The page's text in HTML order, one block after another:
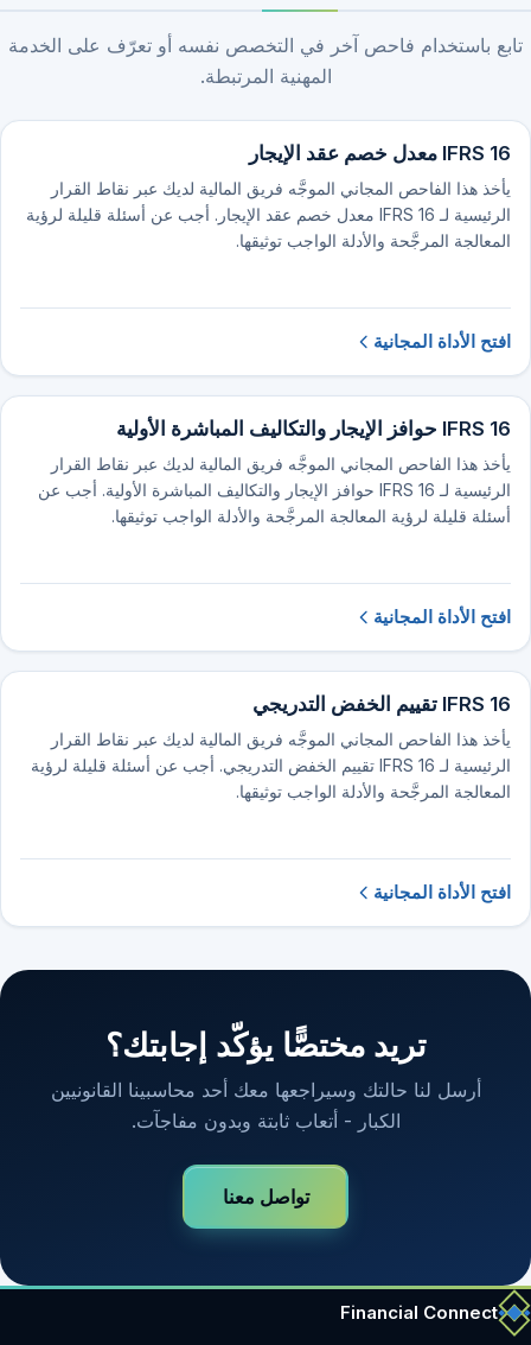
تابع باستخدام فاحص آخر في التخصص نفسه أو تعرّف على الخدمة
المهنية المرتبطة.
IFRS 16 معدل خصم عقد الإيجار
يأخذ هذا الفاحص المجاني الموجَّه فريق المالية لديك عبر نقاط القرار
الرئيسية لـ IFRS 16 معدل خصم عقد الإيجار. أجب عن أسئلة قليلة لرؤية
المعالجة المرجَّحة والأدلة الواجب توثيقها.
افتح الأداة المجانية
IFRS 16 حوافز الإيجار والتكاليف المباشرة الأولية
يأخذ هذا الفاحص المجاني الموجَّه فريق المالية لديك عبر نقاط القرار
الرئيسية لـ IFRS 16 حوافز الإيجار والتكاليف المباشرة الأولية. أجب عن
أسئلة قليلة لرؤية المعالجة المرجَّحة والأدلة الواجب توثيقها.
افتح الأداة المجانية
IFRS 16 تقييم الخفض التدريجي
يأخذ هذا الفاحص المجاني الموجَّه فريق المالية لديك عبر نقاط القرار
الرئيسية لـ IFRS 16 تقييم الخفض التدريجي. أجب عن أسئلة قليلة لرؤية
المعالجة المرجَّحة والأدلة الواجب توثيقها.
افتح الأداة المجانية
تريد مختصًّا يؤكّد إجابتك؟
أرسل لنا حالتك وسيراجعها معك أحد محاسبينا القانونيين
الكبار - أتعاب ثابتة وبدون مفاجآت.
تواصل معنا
Financial Connect